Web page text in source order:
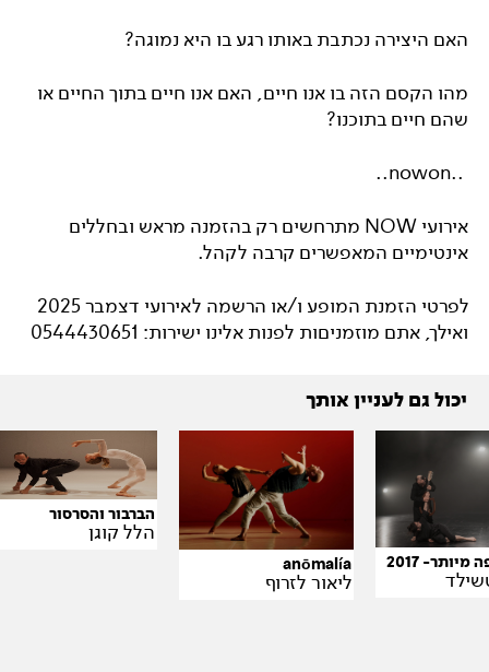
האם היצירה נכתבת באותו רגע בו היא נמוגה?
מהו הקסם הזה בו אנו חיים, האם אנו חיים בתוך החיים או
שהם חיים בתוכנו?
..nowon..
אירועי NOW מתרחשים רק בהזמנה מראש ובחללים
אינטימיים המאפשרים קרבה לקהל.
לפרטי הזמנת המופע ו/או הרשמה לאירועי דצמבר 2025
ואילך, אתם מוזמניםות לפנות אלינו ישירות: 0544430651
יכול גם לעניין אותך
2017
anōmalía
ליאור לזרוף
הברבור והסרסור
הלל קוגן